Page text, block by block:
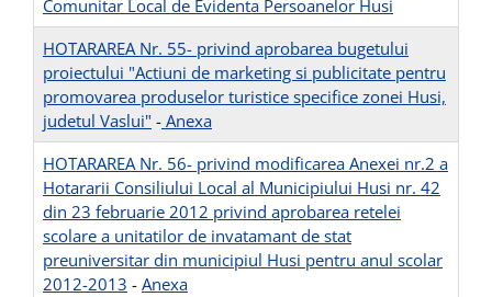
Comunitar Local de Evidenta Persoanelor Husi
HOTARAREA Nr. 55- privind aprobarea bugetului
proiectului "Actiuni de marketing si publicitate pentru
promovarea produselor turistice specifice zonei Husi,
judetul Vaslui" - Anexa
HOTARAREA Nr. 56- privind modificarea Anexei nr.2 a
Hotararii Consiliului Local al Municipiului Husi nr. 42
din 23 februarie 2012 privind aprobarea retelei
scolare a unitatilor de invatamant de stat
preuniversitar din municipiul Husi pentru anul scolar
2012-2013 - Anexa